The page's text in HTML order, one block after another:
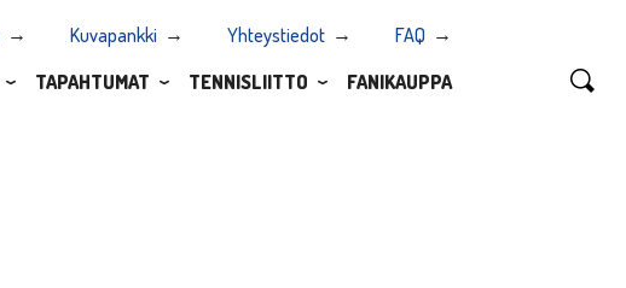
Kuvapankki Yhteystiedot
FAQ
TAPAHTUMAT TENNISLIITTO FANIKAUPPA